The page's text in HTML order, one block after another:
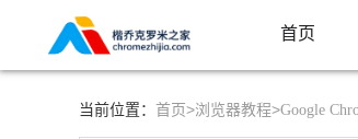
首页
当前位置： 首页>浏览器教程>Google